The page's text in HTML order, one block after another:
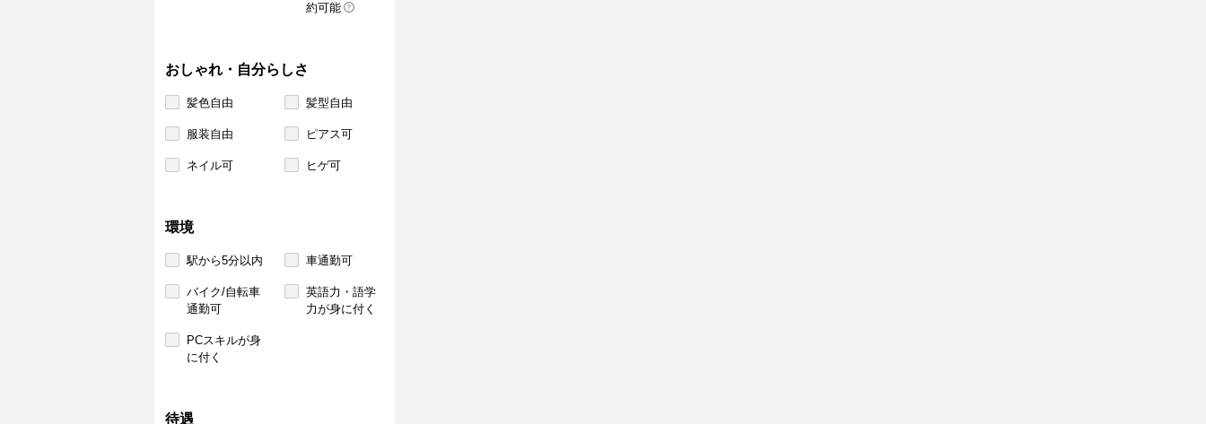
約可能
おしゃれ・自分らしさ
髪色自由 髪型自由
服装自由 ピアス可
ネイル可 ヒゲ可
環境
駅から5分以内 車通勤可
バイク/自転車
通勤可
英語力・語学
力が身に付く
PCスキルが身
に付く
待遇